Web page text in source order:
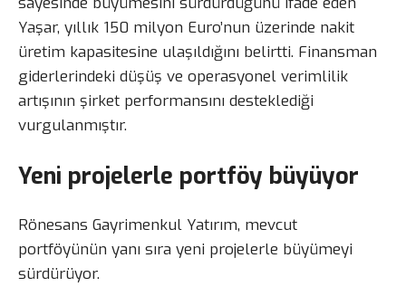
Yaşar, yıllık 150 milyon Euro’nun üzerinde nakit
üretim kapasitesine ulaşıldığını belirtti. Finansman
giderlerindeki düşüş ve operasyonel verimlilik
artışının şirket performansını desteklediği
vurgulanmıştır.
Yeni projelerle portföy büyüyor
Rönesans Gayrimenkul Yatırım, mevcut
portföyünün yanı sıra yeni projelerle büyümeyi
sürdürüyor.